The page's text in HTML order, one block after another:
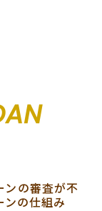
ンの審査が不
の仕組み